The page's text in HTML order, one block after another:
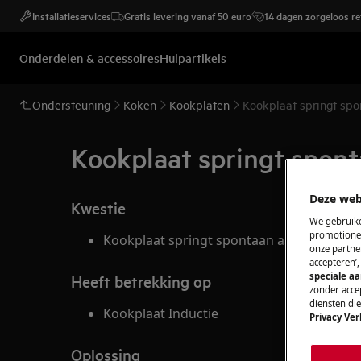
Installatieservices Gratis levering vanaf 50 euro 14 dagen zorgeloos
Onderdelen & accessoiresHulpartikels
Ondersteuning Koken Kookplaten Kookplaat springt
Kookplaat springt
Kwestie
Kookplaat springt spontaan aan.
Heeft betrekking op
Kookplaat Inductie
Oplossing
Deze
We
onze
speciale
zonder
diensten
Privacy